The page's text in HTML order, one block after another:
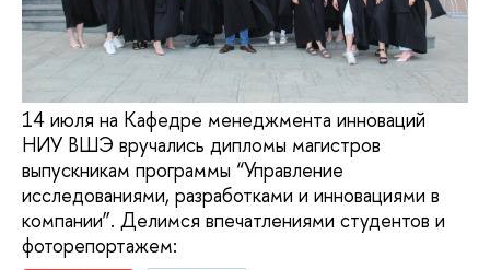
14 июля на Кафедре менеджмента инноваций
НИУ ВШЭ вручались дипломы магистров
выпускникам программы “Управление
исследованиями, разработками и инновациями в
компании”. Делимся впечатлениями студентов и
фоторепортажем: